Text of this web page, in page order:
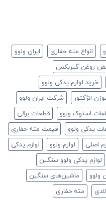
انواع مته حفاری
ایران ولوو
روغن گیربکس
خرید لوازم یدکی ولوو
انژکتور
شرکت ایران ولوو
استوک ولوو
قطعات برقی
یدکی ولوو
قیمت مته حفاری
اصلی لوازم ولوو
لوازم یدکی
لوازم یدکی ولوو سنگین
ولوو
ماشین‌های سنگین
مته حفاری